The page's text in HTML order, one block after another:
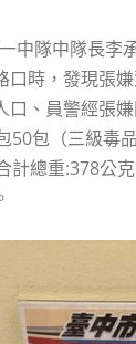
中隊中隊長
口時，發現張
、員警經張
50包（三級毒
計總重:378公